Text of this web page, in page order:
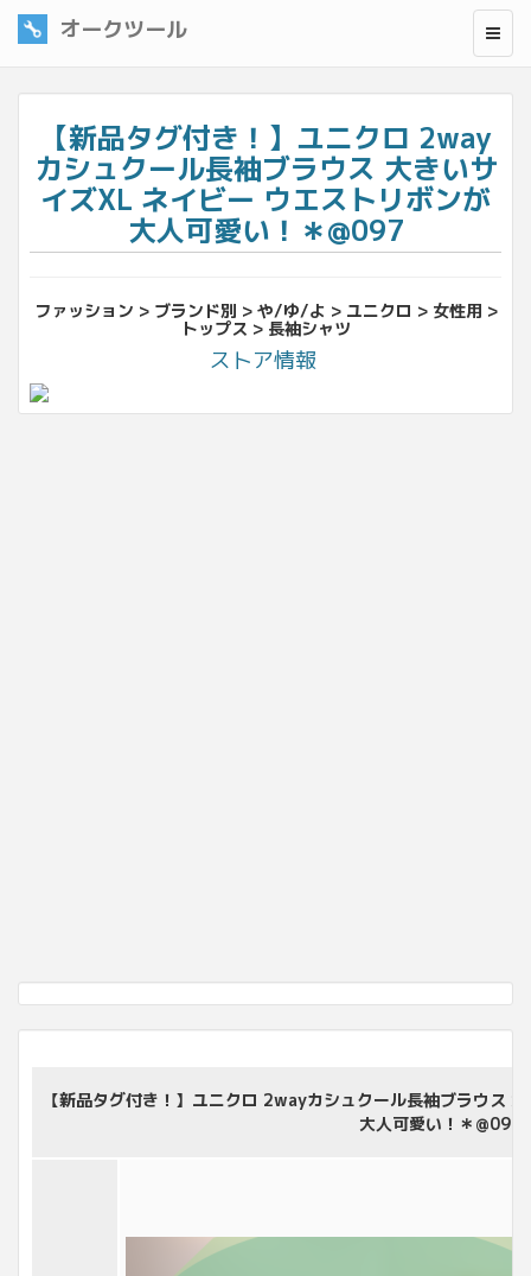
オークツール
【新品タグ付き！】ユニクロ 2way
カシュクール長袖ブラウス 大きいサ
イズXL ネイビー ウエストリボンが
大人可愛い！＊@097
ファッション > ブランド別 > や/ゆ/よ > ユニクロ > 女性用 >
トップス > 長袖シャツ
ストア情報
【新品タグ付き！】ユニクロ 2wayカシュクール長袖ブラウス
大人可愛い！＊@097